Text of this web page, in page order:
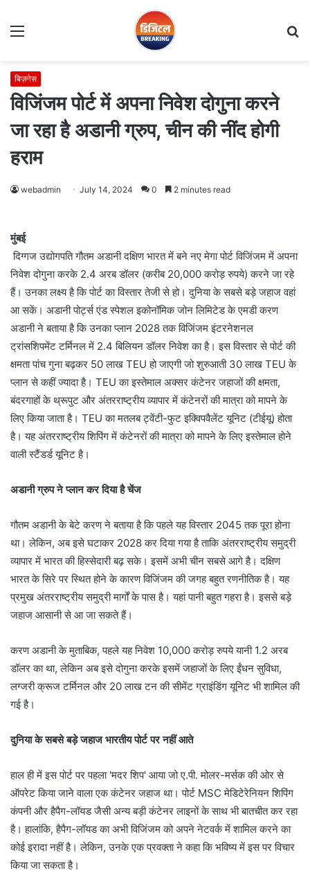
Menu
बिज़नेस
विजिंजम पोर्ट में अपना निवेश दोगुना करने
जा रहा है अडानी ग्रुप, चीन की नींद होगी
हराम
webadmin July 14, 2024 0 2 minutes read
मुंबई
दिग्‍गज उद्योगपति गौतम अडानी दक्षिण भारत में बने नए मेगा पोर्ट विजिंजम में अपना
निवेश दोगुना करके 2.4 अरब डॉलर (करीब 20,000 करोड़ रुपये) करने जा रहे
हैं। उनका लक्ष्य है कि पोर्ट का विस्तार तेजी से हो। दुनिया के सबसे बड़े जहाज वहां
आ सकें। अडानी पोर्ट्स एंड स्पेशल इकोनॉमिक जोन लिमिटेड के एमडी करण
अडानी ने बताया है कि उनका प्लान 2028 तक विजिंजम इंटरनेशनल
ट्रांसशिपमेंट टर्मिनल में 2.4 बिलियन डॉलर निवेश का है। इस विस्तार से पोर्ट की
क्षमता पांच गुना बढ़कर 50 लाख TEU हो जाएगी जो शुरुआती 30 लाख TEU के
प्लान से कहीं ज्‍यादा है। TEU का इस्‍तेमाल अक्सर कंटेनर जहाजों की क्षमता,
बंदरगाहों के थ्रूपुट और अंतरराष्ट्रीय व्यापार में कंटेनरों की मात्रा को मापने के
लिए किया जाता है। TEU का मतलब ट्वेंटी-फुट इक्विपवैलेंट यूनिट (टीईयू) होता
है। यह अंतरराष्ट्रीय शिपिंग में कंटेनरों की मात्रा को मापने के लिए इस्तेमाल होने
वाली स्‍टैंडर्ड यूनिट है।
अडानी ग्रुप ने प्‍लान कर द‍िया है चेंज
गौतम अडानी के बेटे करण ने बताया है कि पहले यह विस्तार 2045 तक पूरा होना
था। लेकिन, अब इसे घटाकर 2028 कर दिया गया है ताकि अंतरराष्‍ट्रीय समुद्री
व्यापार में भारत की हिस्सेदारी बढ़ सके। इसमें अभी चीन सबसे आगे है। दक्षिण
भारत के सिरे पर स्थित होने के कारण विजिंजम की जगह बहुत रणनीतिक है। यह
प्रमुख अंतरराष्‍ट्रीय समुद्री मार्गों के पास है। यहां पानी बहुत गहरा है। इससे बड़े
जहाज आसानी से आ जा सकते हैं।
करण अडानी के मुताबिक, पहले यह निवेश 10,000 करोड़ रुपये यानी 1.2 अरब
डॉलर का था, लेकिन अब इसे दोगुना करके इसमें जहाजों के लिए ईंधन सुविधा,
लग्जरी क्रूज टर्मिनल और 20 लाख टन की सीमेंट ग्राइंडिंग यूनिट भी शामिल की
गई है।
दुनिया के सबसे बड़े जहाज भारतीय पोर्ट पर नहीं आते
हाल ही में इस पोर्ट पर पहला 'मदर शिप' आया जो ए.पी. मोलर-मर्सक की ओर से
ऑपरेट किया जाने वाला एक कंटेनर जहाज था। पोर्ट MSC मेडिटेरेनियन शिपिंग
कंपनी और हैपैग-लॉयड जैसी अन्य बड़ी कंटेनर लाइनों के साथ भी बातचीत कर रहा
है। हालांकि, हैपैग-लॉयड का अभी विजिंजम को अपने नेटवर्क में शामिल करने का
कोई इरादा नहीं है। लेकिन, उनके एक प्रवक्ता ने कहा कि भविष्य में इस पर विचार
किया जा सकता है।